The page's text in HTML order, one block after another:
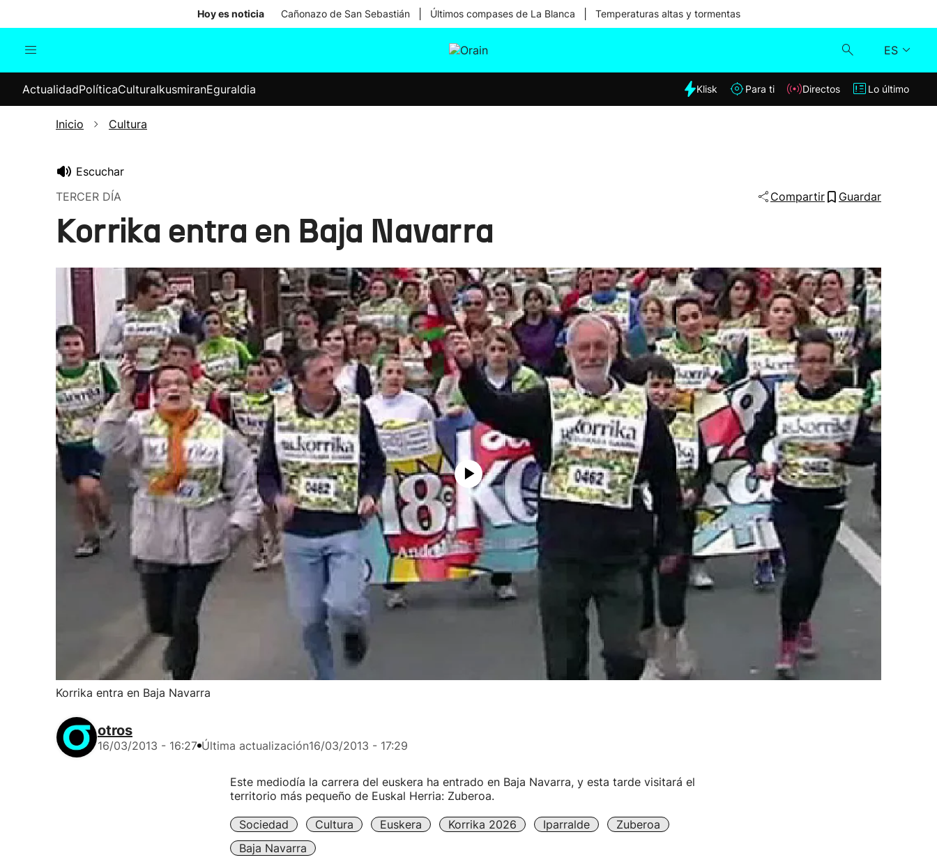
Hoy es noticia Cañonazo de San Sebastián Últimos compases de La Blanca Temperaturas altas y tormentas
ES
Internacional
Elecciones
Klisk
ActualidadPolíticaCulturaIkusmiranEguraldia Klisk Para ti Directos Lo último
Inicio Cultura
Escuchar
TERCER DÍA
Compartir Guardar
Korrika entra en Baja Navarra
Korrika entra en Baja Navarra
otros
16/03/2013 - 16:27 Última actualización16/03/2013 - 17:29
Este mediodía la carrera del euskera ha entrado en Baja Navarra, y esta tarde visitará el
territorio más pequeño de Euskal Herria: Zuberoa.
Sociedad Cultura Euskera Korrika 2026 Iparralde
Zuberoa
Baja Navarra